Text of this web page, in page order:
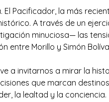
Pacificador, la más
A través de un
minuciosa— las
entre Morillo y Simón
a invitarnos a mirar la
que marcan
la lealtad y la conciencia.